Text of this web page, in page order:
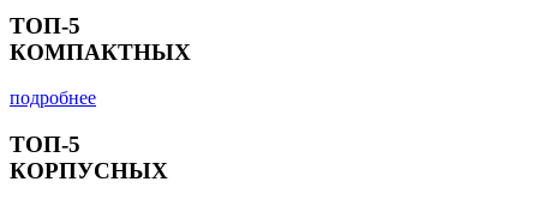
ТОП-5
КОМПАКТНЫХ
подробнее
ТОП-5
КОРПУСНЫХ